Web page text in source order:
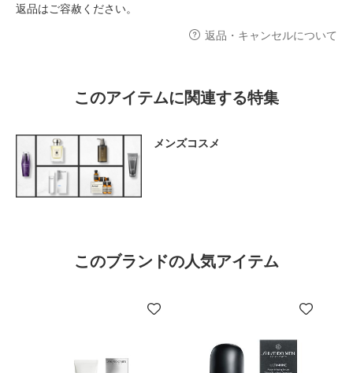
返品はご容赦ください。
返品・キャンセルについて
このアイテムに関連する特集
メンズコスメ
このブランドの人気アイテム